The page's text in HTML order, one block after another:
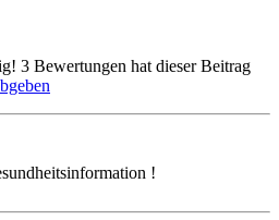
3 Bewertungen hat dieser Beitrag
!